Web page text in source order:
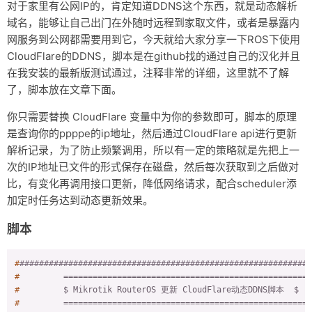
友链
关于
对于家里有公网IP的，肯定知道DDNS这个东西，就是动态解析
域名，能够让自己出门在外随时远程到家取文件，或者是暴露内
网服务到公网都需要用到它，今天就给大家分享一下ROS下使用
CloudFlare的DDNS，脚本是在github找的通过自己的汉化并且
在我安装的最新版测试通过，注释非常的详细，这里就不了解
了，脚本放在文章下面。
你只需要替换 CloudFlare 变量中为你的参数即可，脚本的原理
是查询你的ppppe的ip地址，然后通过CloudFlare api进行更新
解析记录，为了防止频繁调用，所以有一定的策略就是先把上一
次的IP地址已文件的形式保存在磁盘，然后每次获取到之后做对
比，有变化再调用接口更新，降低网络请求，配合scheduler添
加定时任务达到动态更新效果。
脚本
#
#
#
$ Mikrotik RouterOS 更新 CloudFlare动态
#